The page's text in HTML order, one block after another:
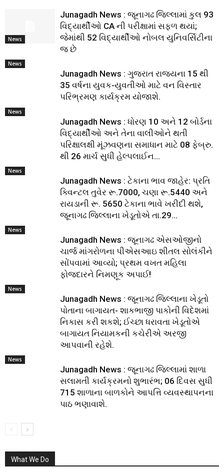
News
Junagadh News : જૂનાગઢ જિલ્લામાં કુલ 93
વિદ્યાર્થીઓ CA ની પરીક્ષામાં સફળ થયાં;
જેમાંથી 52 વિદ્યાર્થીઓ નોબલ યુનિવર્સિટીના
જ છે
News
Junagadh News : ગુજરાત રાજ્યના 15 થી
35 વર્ષના યુવક-યુવતીઓ માટે વન વિસ્તાર
પરિભ્રમણ કાર્યક્રમ યોજાશે.
News
Junagadh News : ધોરણ 10 અને 12 બોર્ડના
વિદ્યાર્થીઓ અને તેના વાલીઓને થતી
પરિક્ષાલક્ષી મૂંઝવણના સમાધાન માટે 08 ફેબ્રુ.
થી 26 માર્ચ સુધી હેલ્પલાઈન...
News
Junagadh News : ટેકાના ભાવ જાહેર: પ્રતિ
ક્વિન્ટલ તુવેર રૂ.7000, ચણા રૂ.5440 અને
રાયડાની રૂ. 5650 ટેકાના ભાવે ખરીદી થશે,
જૂનાગઢ જિલ્લાના ખેડૂતોએ તા.29...
News
Junagadh News : જૂનાગઢ એસઓજીનો
ચાર્જ માંગરોળના પીએસઆઇ શીતલ સોલંકીને
સોંપવામાં આવ્યો; પ્રથમ વખત મહિલા
ફોજદારને નિમણૂક અપાઈ!
News
Junagadh News : જૂનાગઢ જિલ્લાના ખેડૂતો
પોતાના બાગાયત- શાકભાજી પાકોની વિદેશમાં
નિકાસ કરી શકશે; ઈચ્છા ધરાવતા ખેડૂતોએ
બાગાયત નિયામકની કચેરીએ અરજી
આપવાની રહેશે.
News
Junagadh News : જૂનાગઢ જિલ્લામાં શાળા
સલામતી કાર્યક્રમનો શુભારંભ; 06 દિવસ સુધી
715 શાળાના બાળકોને આપત્તિ વ્યવસ્થાપનના
પાઠ ભણાવાશે.
What We Do